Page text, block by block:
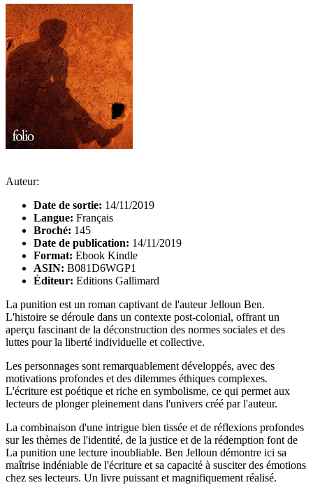
Auteur:
Date de sortie: 14/11/2019
Langue: Français
Broché: 145
Date de publication: 14/11/2019
Format: Ebook Kindle
ASIN: B081D6WGP1
Éditeur: Editions Gallimard
La punition est un roman captivant de l'auteur Jelloun Ben.
L'histoire se déroule dans un contexte post-colonial, offrant un
aperçu fascinant de la déconstruction des normes sociales et des
luttes pour la liberté individuelle et collective.
Les personnages sont remarquablement développés, avec des
motivations profondes et des dilemmes éthiques complexes.
L'écriture est poétique et riche en symbolisme, ce qui permet aux
lecteurs de plonger pleinement dans l'univers créé par l'auteur.
La combinaison d'une intrigue bien tissée et de réflexions profondes
sur les thèmes de l'identité, de la justice et de la rédemption font de
La punition une lecture inoubliable. Ben Jelloun démontre ici sa
maîtrise indéniable de l'écriture et sa capacité à susciter des émotions
chez ses lecteurs. Un livre puissant et magnifiquement réalisé.